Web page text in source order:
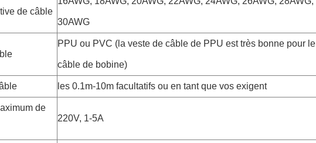
de câble
30AWG
PPU ou PVC (la veste de câble de PPU est très bonne pour le
câble de bobine)
les 0.1m-10m facultatifs ou en tant que vos exigent
de
220V, 1-5A